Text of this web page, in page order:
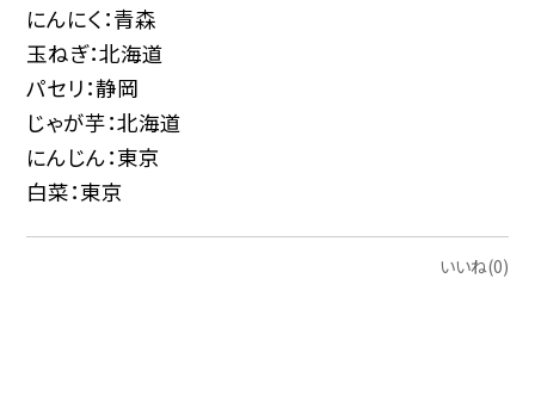
にんにく：青森
玉ねぎ：北海道
パセリ：静岡
じゃが芋：北海道
にんじん：東京
白菜：東京
いいね(0)